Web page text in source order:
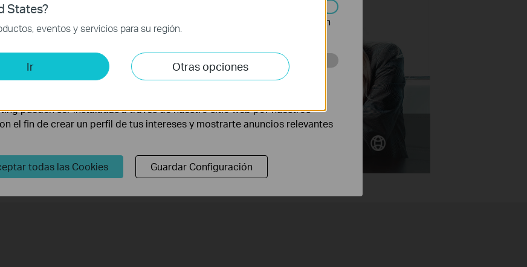
574
Banda de 2.4 GHz
States?
eventos y servicios para su región.
Ir Otras opciones
para el funcionamiento del sitio web y no pueden desactivarse en
Marketing
nos permiten analizar tus actividades en nuestro sitio web con el fin de
del mismo.
pueden ser instaladas a través de nuestro sitio web por nuestros
el fin de crear un perfil de tus intereses y mostrarte anuncios relevantes
todas las Cookies Guardar Configuración